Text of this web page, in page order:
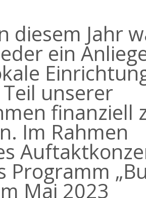
diesem Jahr
ein
unserer
finanziell
Im Rahmen
Programm
Mai 2023